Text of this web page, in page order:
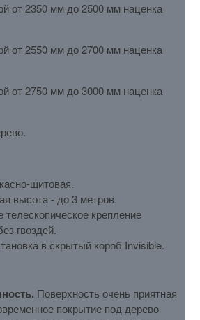
от 2350 мм до 2500 мм наценка
от 2550 мм до 2700 мм наценка
от 2750 мм до 3000 мм наценка
щитовая.
высота - до 3 метров.
телескопическое крепление
гвоздей.
в скрытый короб Invisible.
Поверхность очень приятная
покрытие под дерево